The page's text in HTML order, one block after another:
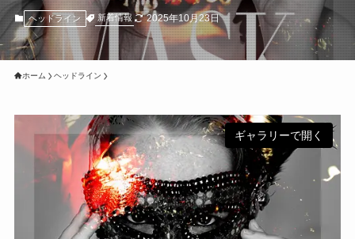
ヘッドライン 新着情報 2025年10月23日
ホーム ヘッドライン
ギャラリーで開く